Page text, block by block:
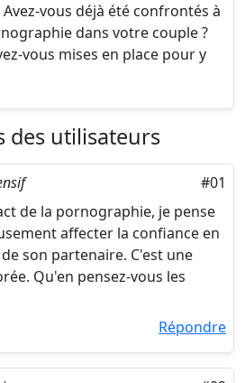
vous déjà été confrontés à
dans votre couple ?
vous mises en place pour y
des utilisateurs
#01
de la pornographie, je pense
affecter la confiance en
son partenaire. C'est une
Qu'en pensez-vous les
Répondre